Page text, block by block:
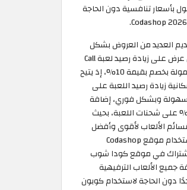
بأسعار تنافسية دون الحاجة
العديد من العروض بشكل
مستمر، حيث يوفر الآن عرض على زيادة رصيد لعبة Call
of Duty للهواتف المحمولة بخصم بقيمة 10%، إذ يتيح
زيادة رصيد اللعبة على
وبشكل فوري، إضافة
خصم يصل إلى 50% على شحنات اللعبة، بحيث
الألعاب لأقوى وأفضل
الألعاب في العالم باستخدام موقع Codashop
في موقع كودا شوب
الألعاب الترفيهية
دون الحاجة لاستخدام كوبون